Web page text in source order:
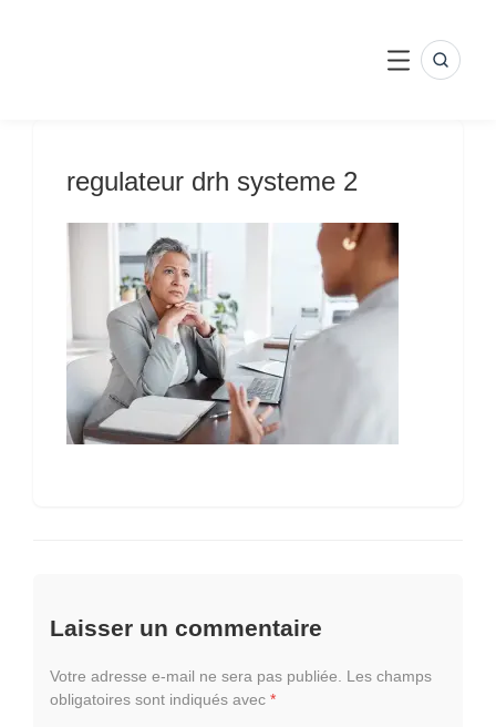
MENU
regulateur drh systeme 2
Laisser un commentaire
Votre adresse e-mail ne sera pas publiée.
Les champs
obligatoires sont indiqués avec *